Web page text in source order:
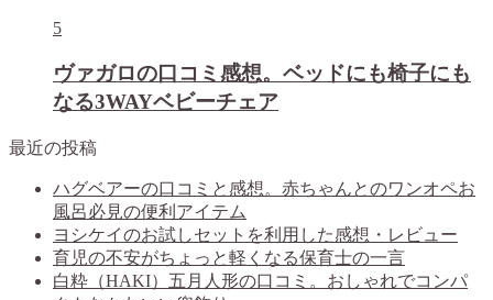
5
ヴァガロの口コミ感想。ベッドにも椅子にも
なる3WAYベビーチェア
最近の投稿
ハグベアーの口コミと感想。赤ちゃんとのワンオペお
風呂必見の便利アイテム
ヨシケイのお試しセットを利用した感想・レビュー
育児の不安がちょっと軽くなる保育士の一言
白粋（HAKI）五月人形の口コミ。おしゃれでコンパ